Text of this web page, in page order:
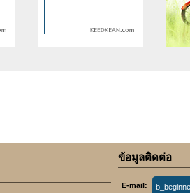
include/article/show.php
/home/keedkean/domains/
Anytime availability of
Independent Pune call girls
/
THOM
ข้อมูลติดต่อ
E-mail: